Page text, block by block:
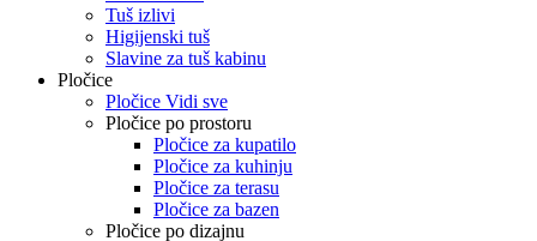
Tuš izlivi
Higijenski tuš
Slavine za tuš kabinu
Pločice
Pločice Vidi sve
Pločice po prostoru
Pločice za kupatilo
Pločice za kuhinju
Pločice za terasu
Pločice za bazen
Pločice po dizajnu